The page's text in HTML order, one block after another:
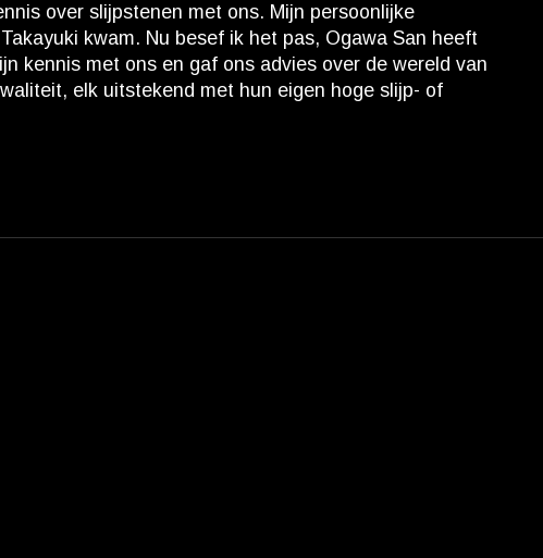
over slijpstenen met ons. Mijn persoonlijke
kwam. Nu besef ik het pas, Ogawa San heeft
kennis met ons en gaf ons advies over de wereld van
elk uitstekend met hun eigen hoge slijp- of